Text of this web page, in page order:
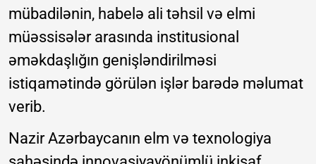
mübadilənin, habelə ali təhsil və elmi
müəssisələr arasında institusional
əməkdaşlığın genişləndirilməsi
istiqamətində görülən işlər barədə məlumat
verib.
Nazir Azərbaycanın elm və texnologiya